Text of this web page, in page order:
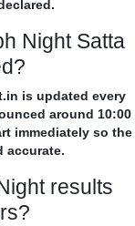
Night Satta
is updated every
around 10:00
immediately so the
accurate.
results